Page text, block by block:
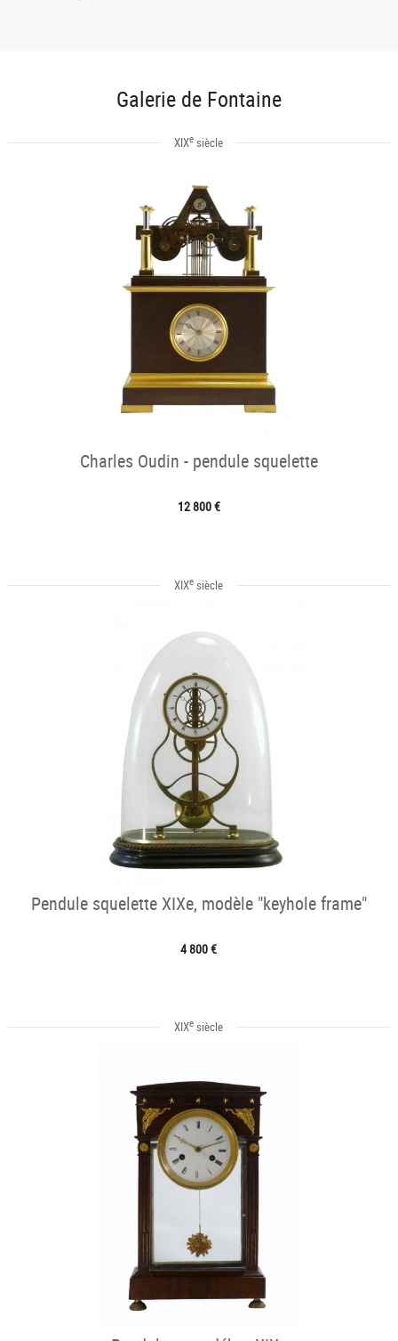
Galerie de Fontaine
XIXe siècle
Charles Oudin - pendule squelette
12 800 €
XIXe siècle
Pendule squelette XIXe, modèle "keyhole frame"
4 800 €
XIXe siècle